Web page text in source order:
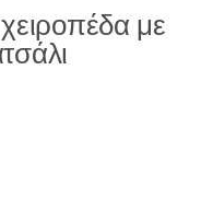
χειροπέδα με